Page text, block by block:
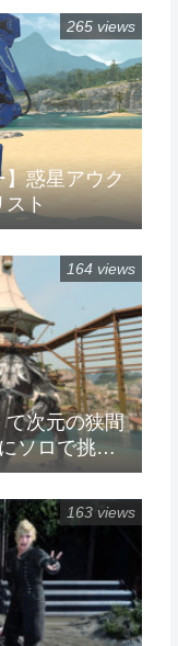
】惑星アウク
スト
265 views
て次元の狭間
ソロで挑戦
164 views
163 views